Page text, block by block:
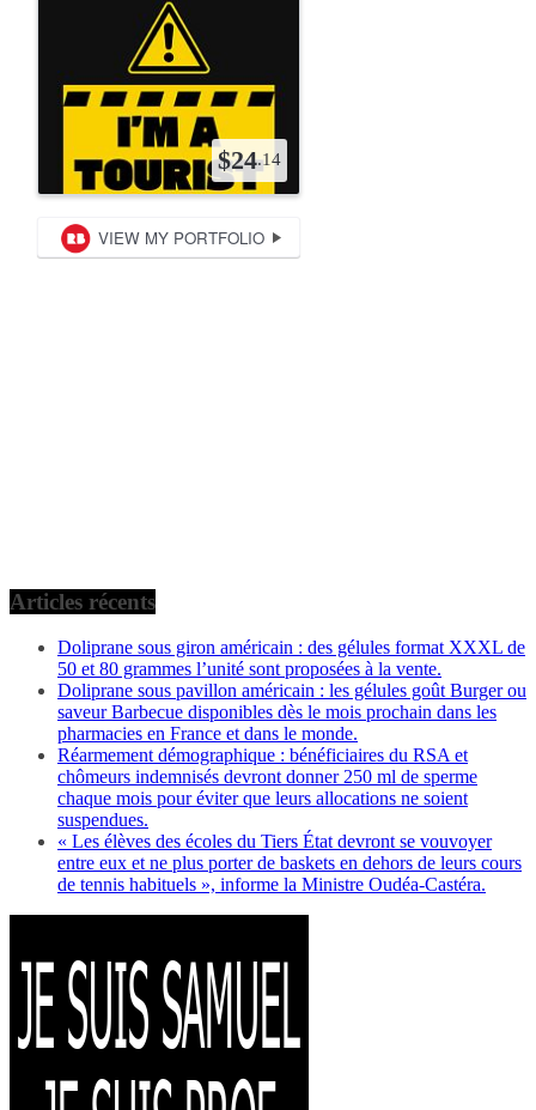
Articles récents
Doliprane sous giron américain : des gélules format XXXL de
50 et 80 grammes l’unité sont proposées à la vente.
Doliprane sous pavillon américain : les gélules goût Burger ou
saveur Barbecue disponibles dès le mois prochain dans les
pharmacies en France et dans le monde.
Réarmement démographique : bénéficiaires du RSA et
chômeurs indemnisés devront donner 250 ml de sperme
chaque mois pour éviter que leurs allocations ne soient
suspendues.
« Les élèves des écoles du Tiers État devront se vouvoyer
entre eux et ne plus porter de baskets en dehors de leurs cours
de tennis habituels », informe la Ministre Oudéa-Castéra.